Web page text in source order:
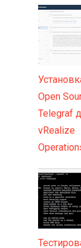
Open
Telegraf
vRealize